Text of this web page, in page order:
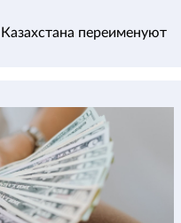
переименуют